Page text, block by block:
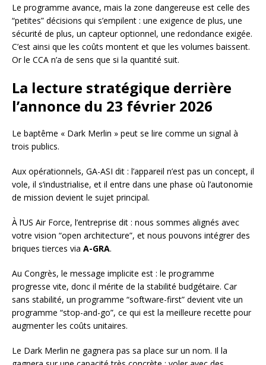
Le programme avance, mais la zone dangereuse est celle des
“petites” décisions qui s’empilent : une exigence de plus, une
sécurité de plus, un capteur optionnel, une redondance exigée.
C’est ainsi que les coûts montent et que les volumes baissent.
Or le CCA n’a de sens que si la quantité suit.
La lecture stratégique derrière
l’annonce du 23 février 2026
Le baptême « Dark Merlin » peut se lire comme un signal à
trois publics.
Aux opérationnels, GA-ASI dit : l’appareil n’est pas un concept, il
vole, il s’industrialise, et il entre dans une phase où l’autonomie
de mission devient le sujet principal.
À l’US Air Force, l’entreprise dit : nous sommes alignés avec
votre vision “open architecture”, et nous pouvons intégrer des
briques tierces via A-GRA.
Au Congrès, le message implicite est : le programme
progresse vite, donc il mérite de la stabilité budgétaire. Car
sans stabilité, un programme “software-first” devient vite un
programme “stop-and-go”, ce qui est la meilleure recette pour
augmenter les coûts unitaires.
Le Dark Merlin ne gagnera pas sa place sur un nom. Il la